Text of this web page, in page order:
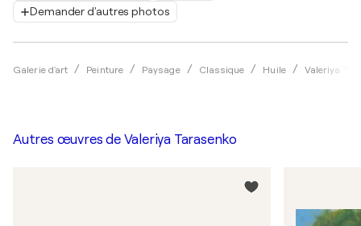
Demander d'autres photos
Galerie d'art Peinture Paysage Classique Huile Valeriya
Autres œuvres de Valeriya Tarasenko